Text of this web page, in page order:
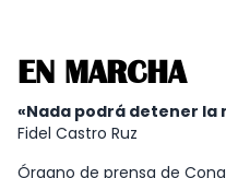
EN MARCHA
«Nada podrá detener la
Fidel Castro Ruz
Órgano de prensa de